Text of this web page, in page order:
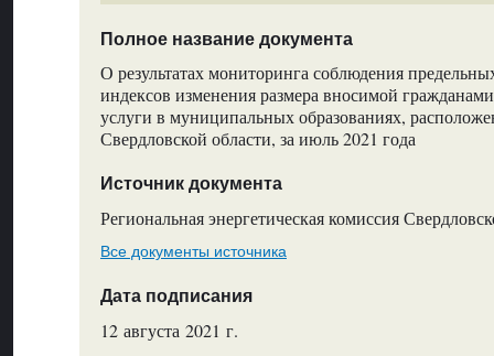
Полное название документа
О результатах мониторинга соблюдения
индексов изменения размера вносимой
услуги в муниципальных образованиях,
Свердловской области, за июль 2021 года
Источник документа
Региональная энергетическая комиссия
Все документы источника
Дата подписания
12 августа 2021 г.